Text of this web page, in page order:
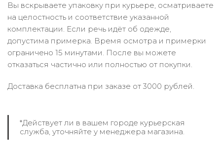
Вы вскрываете упаковку при курьере, осматриваете
на целостность и соответствие указанной
комплектации. Если речь идёт об одежде,
допустима примерка. Время осмотра и примерки
ограничено 15 минутами. После вы можете
отказаться частично или полностью от покупки.
Доставка бесплатна при заказе от 3000 рублей.
*Действует ли в вашем городе курьерская
служба, уточняйте у менеджера магазина.